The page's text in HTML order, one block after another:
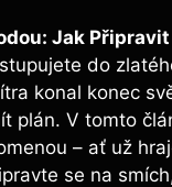
⁤Jak
do
konal konec
‌plán. V tomto
– ať už
se na